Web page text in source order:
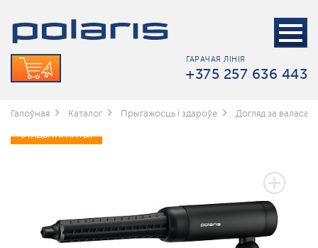
ГАРАЧАЯ ЛІНІЯ
+375 257 636 443
Галоўная Каталог Прыгажосць і здароўе Догляд за валасамі
3 ГАДЫ ГАРАНТЫІ